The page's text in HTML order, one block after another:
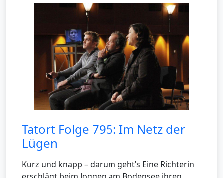
Tatort Folge 795: Im Netz der
Lügen
Kurz und knapp – darum geht’s Eine Richterin